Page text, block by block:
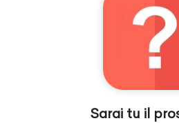
Sarai tu il